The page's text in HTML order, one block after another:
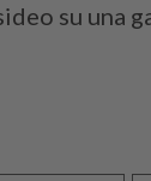
su una